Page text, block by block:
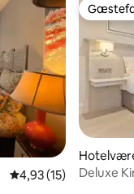
4,93 ud af 5 i
4,93 (15)
Deluxe